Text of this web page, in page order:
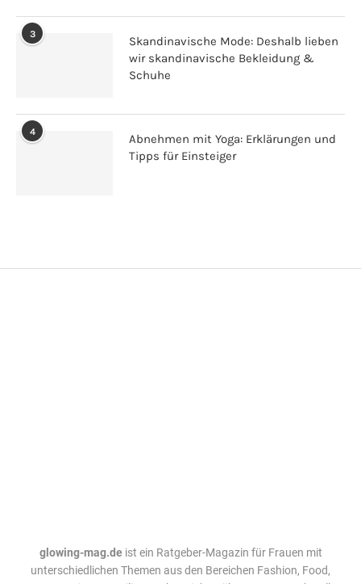
3
Skandinavische Mode: Deshalb lieben
wir skandinavische Bekleidung &
Schuhe
4
Abnehmen mit Yoga: Erklärungen und
Tipps für Einsteiger
glowing-mag.de ist ein Ratgeber-Magazin für Frauen mit
unterschiedlichen Themen aus den Bereichen Fashion, Food,